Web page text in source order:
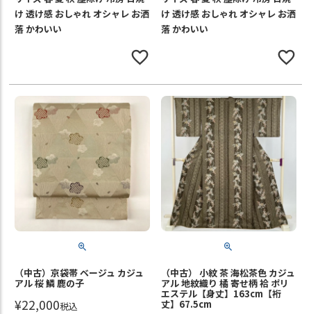
け 透け感 おしゃれ オシャレ お洒
落 かわいい
け 透け感 おしゃれ オシャレ お洒
落 かわいい
（中古）京袋帯 ベージュ カジュ
アル 桜 鱗 鹿の子
¥22,000税込
（中古） 小紋 茶 海松茶色 カジュ
アル 地紋織り 橘 寄せ柄 袷 ポリ
エステル【身丈】163cm【裄
丈】67.5cm